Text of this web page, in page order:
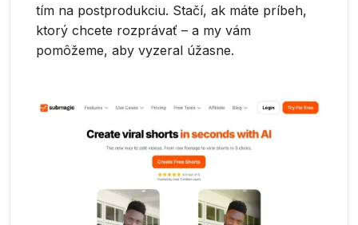
tím na postprodukciu. Stačí, ak máte príbeh,
ktorý chcete rozprávať – a my vám
pomôžeme, aby vyzeral úžasne.